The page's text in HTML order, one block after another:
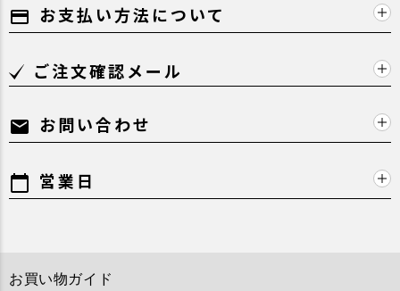
payment お支払い方法について
ご注文確認メール
mail お問い合わせ
calendar_today 営業日
お買い物ガイド